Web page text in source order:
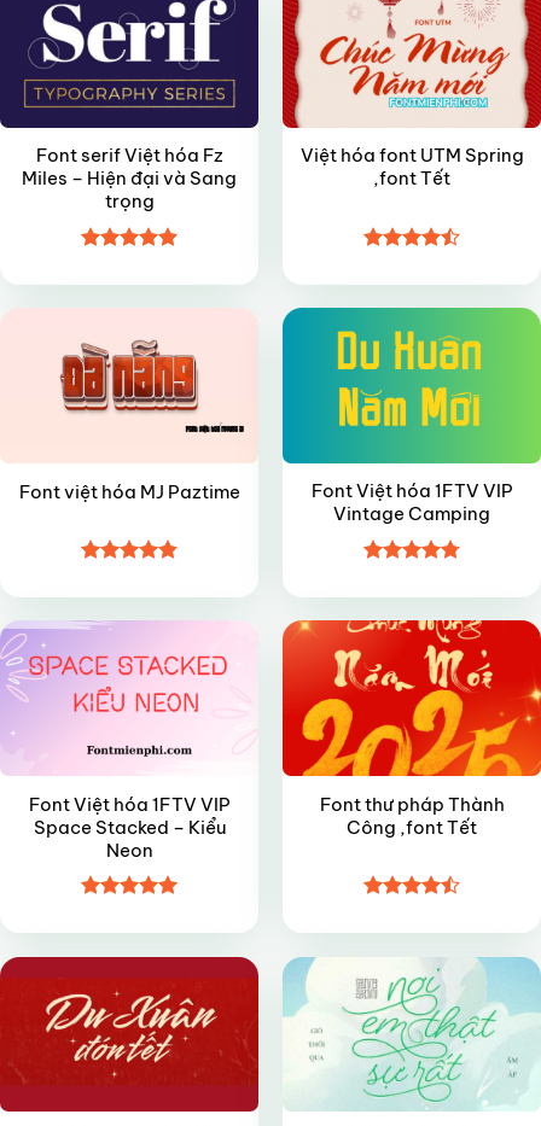
Font serif Việt hóa Fz
Miles – Hiện đại và Sang
trọng
hạng4.95
sao
Việt hóa font UTM Spring
,font Tết
hạng4.45
5 sao
Font việt hóa MJ Paztime
hạng4.85
5 sao
Font Việt hóa 1FTV VIP
Vintage Camping
hạng4.85
sao
Font Việt hóa 1FTV VIP
Space Stacked – Kiểu
Neon
hạng55
Font thư pháp Thành
Công ,font Tết
hạng4.5